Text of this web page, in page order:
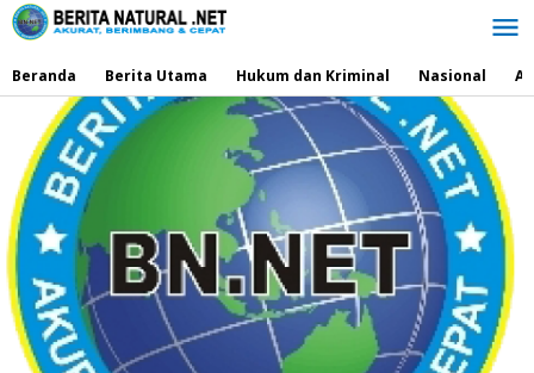
Lewati
ke
Beranda
Berita Utama Hukum dan Kriminal Nasional